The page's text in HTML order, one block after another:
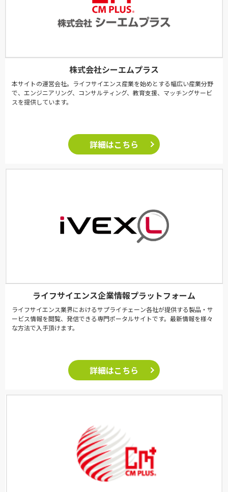
株式会社シーエムプラス
本サイトの運営会社。ライフサイエンス産業を始めとする幅広い産業分野
で、エンジニアリング、コンサルティング、教育支援、マッチングサービ
スを提供しています。
詳細はこちら
ライフサイエンス企業情報プラットフォーム
ライフサイエンス業界におけるサプライチェーン各社が提供する製品・サ
ービス情報を閲覧、発信できる専門ポータルサイトです。最新情報を様々
な方法で入手頂けます。
詳細はこちら